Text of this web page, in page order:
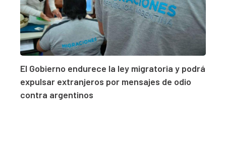
El Gobierno endurece la ley migratoria y podrá
expulsar extranjeros por mensajes de odio
contra argentinos